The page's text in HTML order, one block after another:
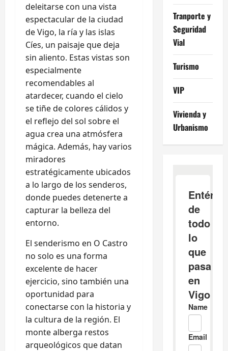
deleitarse con una vista
espectacular de la ciudad
de Vigo, la ría y las islas
Cíes, un paisaje que deja
sin aliento. Estas vistas son
especialmente
recomendables al
atardecer, cuando el cielo
se tiñe de colores cálidos y
el reflejo del sol sobre el
agua crea una atmósfera
mágica. Además, hay varios
miradores
estratégicamente ubicados
a lo largo de los senderos,
donde puedes detenerte a
capturar la belleza del
entorno.
El senderismo en O Castro
no solo es una forma
excelente de hacer
ejercicio, sino también una
oportunidad para
conectarse con la historia y
la cultura de la región. El
monte alberga restos
arqueológicos que datan
Tranporte y
Seguridad
Vial
Turismo
VIP
Vivienda y
Urbanismo